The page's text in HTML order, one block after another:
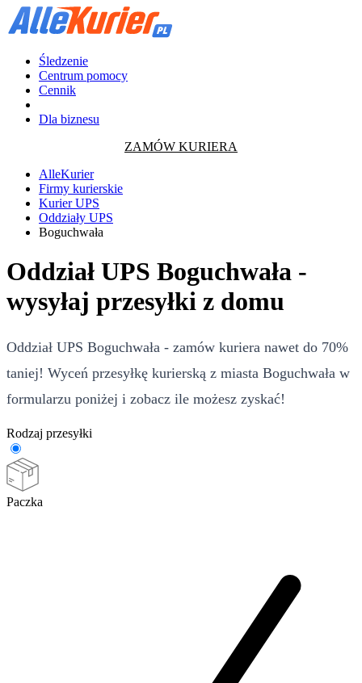
Śledzenie
Centrum pomocy
Cennik
Dla biznesu
ZAMÓW KURIERA
AlleKurier
Firmy kurierskie
Kurier UPS
Oddziały UPS
Boguchwała
Oddział UPS Boguchwała -
wysyłaj przesyłki z domu
Oddział UPS Boguchwała - zamów kuriera nawet do 70%
taniej! Wyceń przesyłkę kurierską z miasta Boguchwała w
formularzu poniżej i zobacz ile możesz zyskać!
Rodzaj przesyłki
Paczka